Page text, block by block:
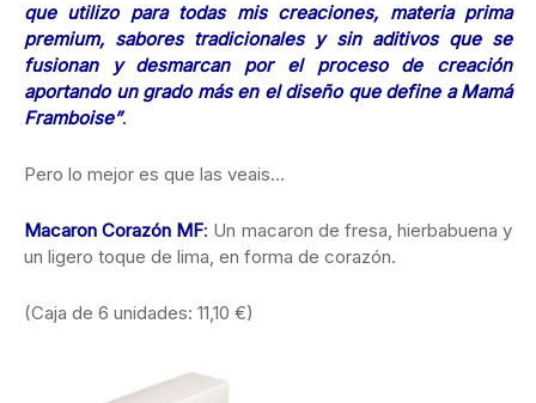
que utilizo para todas mis creaciones, materia prima
premium, sabores tradicionales y sin aditivos que se
fusionan y desmarcan por el proceso de creación
aportando un grado más en el diseño que define a Mamá
Framboise”.
Pero lo mejor es que las veais…
Macaron Corazón MF: Un macaron de fresa, hierbabuena y
un ligero toque de lima, en forma de corazón.
(Caja de 6 unidades: 11,10 €)